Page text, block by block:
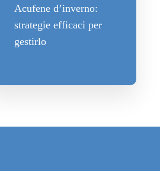
Acufene d’inverno:
strategie efficaci per
gestirlo